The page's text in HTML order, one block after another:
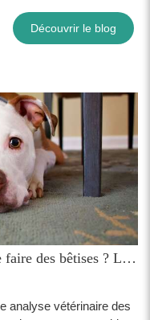
Découvrir le blog
Mon chien fait-il exprès de faire des bêtises ? Le point de vue du vétérinaire
analyse vétérinaire des